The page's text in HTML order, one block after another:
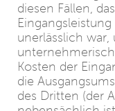
diesen Fällen,
unerlässlich war,
Kosten der
die
des Dritten (der